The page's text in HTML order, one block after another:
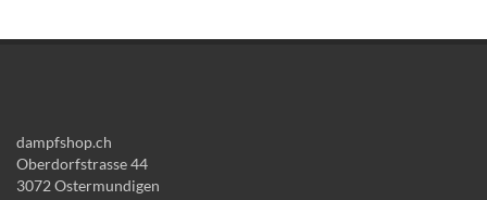
dampfshop.ch
Oberdorfstrasse 44
3072 Ostermundigen